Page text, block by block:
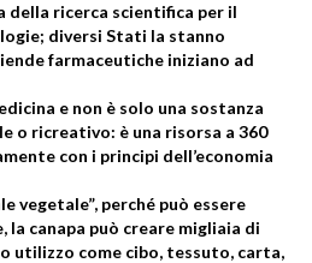
della ricerca scientifica per il
diversi Stati la stanno
farmaceutiche iniziano ad
e non è solo una sostanza
o ricreativo: è una risorsa a 360
con i principi dell’economia
vegetale”, perché può essere
canapa può creare migliaia di
utilizzo come cibo, tessuto, carta,